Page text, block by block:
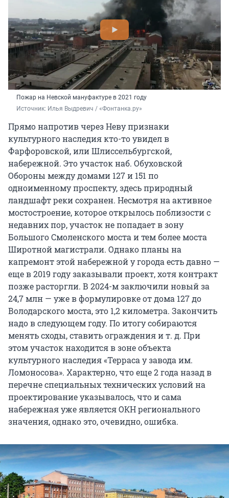
Пожар на Невской мануфактуре в 2021 году
Источник: Илья Выдревич / «Фонтанка.ру»
Прямо напротив через Неву признаки
культурного наследия кто-то увидел в
Фарфоровской, или Шлиссельбургcкой,
набережной. Это участок наб. Обуховской
Обороны между домами 127 и 151 по
одноименному проспекту, здесь природный
ландшафт реки сохранен. Несмотря на активное
мостостроение, которое открылось поблизости с
недавних пор, участок не попадает в зону
Большого Смоленского моста и тем более моста
Широтной магистрали. Однако планы на
капремонт этой набережной у города есть давно —
еще в 2019 году заказывали проект, хотя контракт
позже расторгли. В 2024-м заключили новый за
24,7 млн — уже в формулировке от дома 127 до
Володарского моста, это 1,2 километра. Закончить
надо в следующем году. По итогу собираются
менять сходы, ставить ограждения и т. д. При
этом участок находится в зоне объекта
культурного наследия «Терраса у завода им.
Ломоносова». Характерно, что еще 2 года назад в
перечне специальных технических условий на
проектирование указывалось, что и сама
набережная уже является ОКН регионального
значения, однако это, очевидно, ошибка.